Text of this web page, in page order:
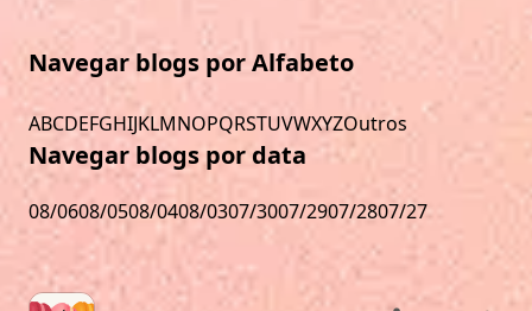
Navegar blogs por Alfabeto
ABCDEFGHIJKLMNOPQRSTUVWXYZOutros
Navegar blogs por data
08/0608/0508/0408/0307/3007/2907/2807/27